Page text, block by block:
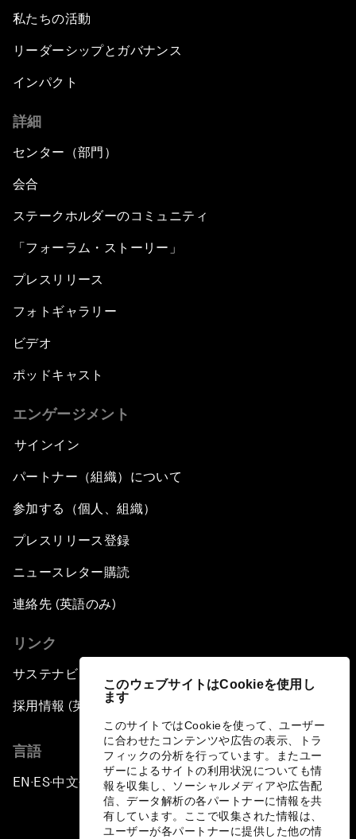
このウェブサイトはCookieを使用し
ます
このサイトではCookieを使って、ユーザー
に合わせたコンテンツや広告の表示、トラ
フィックの分析を行っています。またユー
ザーによるサイトの利用状況についても情
報を収集し、ソーシャルメディアや広告配
信、データ解析の各パートナーに情報を共
有しています。ここで収集された情報は、
ユーザーが各パートナーに提供した他の情
私たちの活動
リーダーシップとガバナンス
インパクト
詳細
センター（部門）
会合
ステークホルダーのコミュニティ
「フォーラム・ストーリー」
プレスリリース
フォトギャラリー
ビデオ
ポッドキャスト
エンゲージメント
サインイン
パートナー（組織）について
参加する（個人、組織）
プレスリリース登録
ニュースレター購読
連絡先 (英語のみ)
リンク
サステナビリティへの取り組み
採用情報 (英語のみ)
言語
EN ▪ES▪中文▪ 日本語